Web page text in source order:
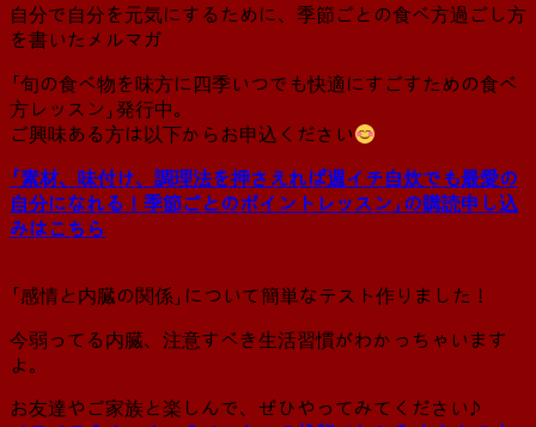
自分で自分を元気にするために、季節ごとの食べ方過ごし方
を書いたメルマガ
「旬の食べ物を味方に四季いつでも快適にすごすための食べ
方レッスン」発行中。
ご興味ある方は以下からお申込ください
「素材、味付け、調理法を押さえれば週イチ自炊でも最愛の
自分になれる！季節ごとのポイントレッスン」の購読申し込
みはこちら
「感情と内臓の関係」について簡単なテスト作りました！
今弱ってる内臓、注意すべき生活習慣がわかっちゃいます
よ。
お友達やご家族と楽しんで、ぜひやってみてください♪